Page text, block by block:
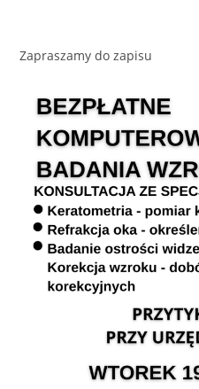
Zapraszamy do zapisu